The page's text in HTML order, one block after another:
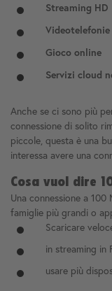
Streaming HD
Videotelefonie
Gioco online
Servizi cloud
Anche se ci sono più
connessione di solito
piccole, questa è una
interessa avere una
Cosa vuol dire
Una connessione a
famiglie più grandi o
Scaricare
in streaming in
usare più